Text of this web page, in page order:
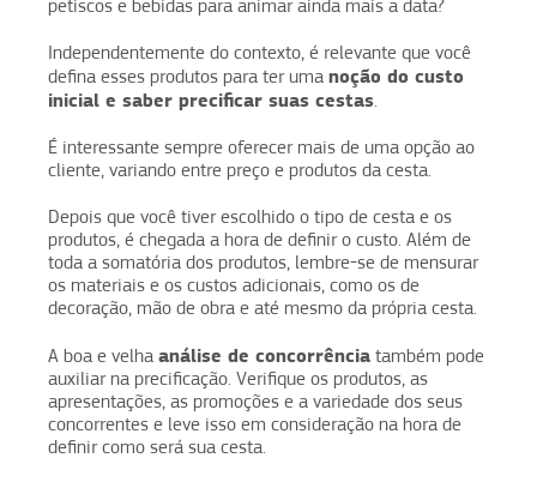
petiscos e bebidas para animar ainda mais a data?
Independentemente do contexto, é relevante que você
defina esses produtos para ter uma noção do custo
inicial e saber precificar suas cestas.
É interessante sempre oferecer mais de uma opção ao
cliente, variando entre preço e produtos da cesta.
Depois que você tiver escolhido o tipo de cesta e os
produtos, é chegada a hora de definir o custo. Além de
toda a somatória dos produtos, lembre-se de mensurar
os materiais e os custos adicionais, como os de
decoração, mão de obra e até mesmo da própria cesta.
A boa e velha análise de concorrência também pode
auxiliar na precificação. Verifique os produtos, as
apresentações, as promoções e a variedade dos seus
concorrentes e leve isso em consideração na hora de
definir como será sua cesta.